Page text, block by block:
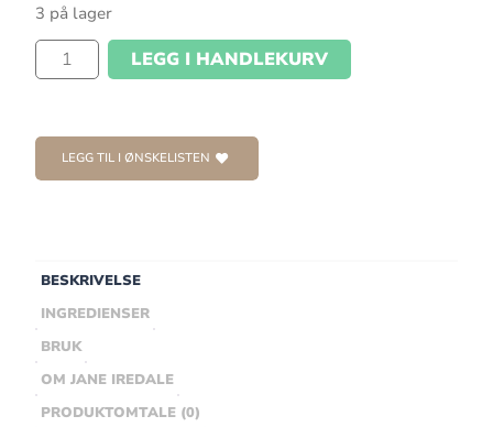
3 på lager
LEGG I HANDLEKURV
LEGG TIL I ØNSKELISTEN
BESKRIVELSE
INGREDIENSER
BRUK
OM JANE IREDALE
PRODUKTOMTALE (0)